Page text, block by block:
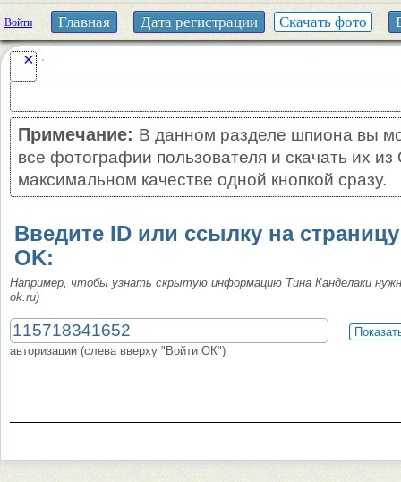
Войти Главная Дата регистрации Скачать фото
×
Примечание: В данном разделе шпиона вы
все фотографии пользователя и скачать их из
максимальном качестве одной кнопкой сразу.
Введите ID или ссылку на
OK:
Например, чтобы узнать скрытую информацию Тина Канделаки
ok.ru)
авторизации (слева вверху "Войти ОК")